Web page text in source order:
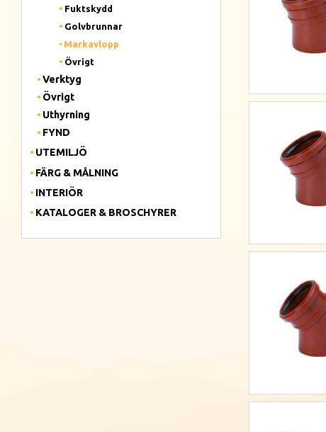
Fuktskydd
Golvbrunnar
Markavlopp
Övrigt
Verktyg
Övrigt
Uthyrning
FYND
UTEMILJÖ
FÄRG & MÅLNING
INTERIÖR
KATALOGER & BROSCHYRER